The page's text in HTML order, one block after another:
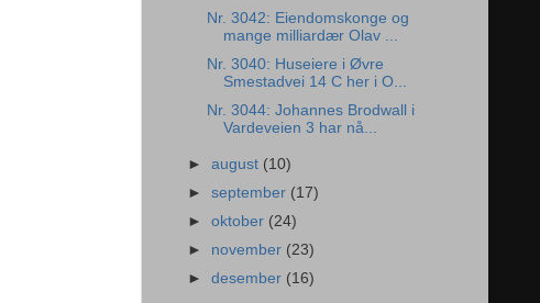
Nr. 3042: Eiendomskonge og
mange milliardær Olav ...
Nr. 3040: Huseiere i Øvre
Smestadvei 14 C her i O...
Nr. 3044: Johannes Brodwall i
Vardeveien 3 har nå...
►august (10)
►september (17)
►oktober (24)
► november (23)
►desember (16)